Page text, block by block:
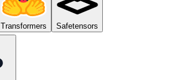
Transformers Safetensors